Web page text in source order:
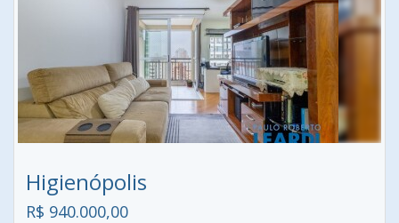
Higienópolis
R$ 940.000,00